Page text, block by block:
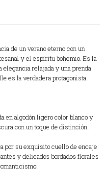
de un verano eterno con un
y el espíritu bohemio. Es la
elegancia relajada y una prenda
es la verdadera protagonista.
en algodón ligero color blanco y
con un toque de distinción.
por su exquisito cuello de encaje
y delicados bordados florales